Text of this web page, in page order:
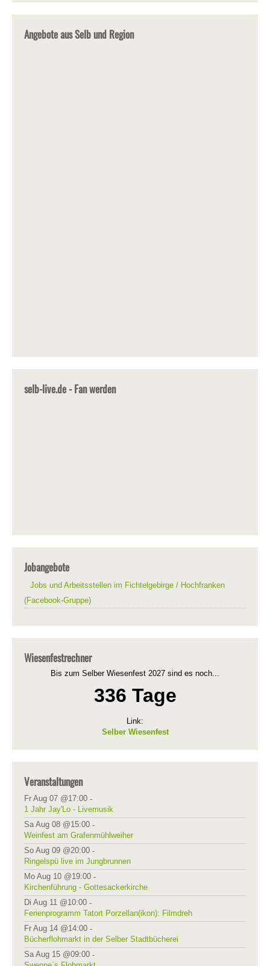
Angebote aus Selb und Region
selb-live.de - Fan werden
Jobangebote
Jobs und Arbeitsstellen im Fichtelgebirge / Hochfranken
(Facebook-Gruppe)
Wiesenfestrechner
Bis zum Selber Wiesenfest 2027 sind es noch...
336 Tage
Link:
Selber Wiesenfest
Veranstaltungen
Fr Aug 07 @17:00 -
1 Jahr Jay'Lo - Livemusik
Sa Aug 08 @15:00 -
Weinfest am Grafenmühlweiher
So Aug 09 @20:00 -
Ringelspü live im Jungbrunnen
Mo Aug 10 @19:00 -
Kirchenführung - Gottesackerkirche
Di Aug 11 @10:00 -
Ferienprogramm Tatort Porzellan(ikon): Filmdreh
Fr Aug 14 @14:00 -
Bücherflohmarkt in der Selber Stadtbücherei
Sa Aug 15 @09:00 -